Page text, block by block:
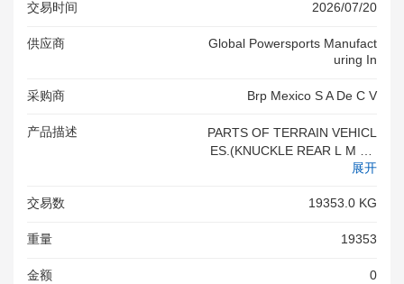
交易时间 2026/07/20
供应商
Global Powersports Manufact
Uring In
采购商 Brp Mexico S A De C V
产品描述
PARTS OF TERRAIN VEHICL
ES.(KNUCKLE REAR L M AC
HINE (LH), ANCHORAGE_CA
T_ENGINE, CAM ADJUSTME
D,HUB WHEEL MACHINED)<
展开
交易数 19353.0 KG
重量 19353
金额 0